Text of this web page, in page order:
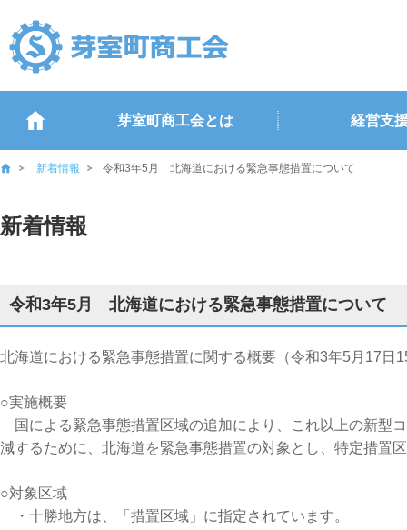
芽室町商工会とは 経営支
新着情報 令和3年5月 北海道における緊急事態措置について
新着情報
令和3年5月 北海道における緊急事態措置について
北海道における緊急事態措置に関する概要（令和3年5月17日
○実施概要
国による緊急事態措置区域の追加により、これ以上の新型
減するために、北海道を緊急事態措置の対象とし、特定措置
○対象区域
・十勝地方は、「措置区域」に指定されています。